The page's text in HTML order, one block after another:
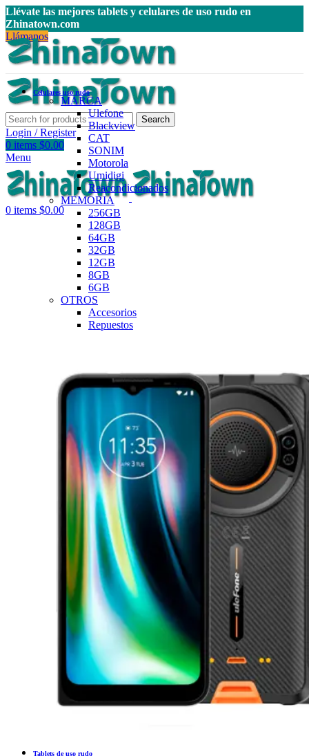
Llévate las mejores tablets y celulares de uso rudo en
Zhinatown.com
Llámanos
Search
Login / Register
0 items $0.00
Menu
0 items $0.00
Celulares uso rudo
MARCA
Ulefone
Blackview
CAT
SONIM
Motorola
Umidigi
Reacondicionados
MEMORIA
256GB
128GB
64GB
32GB
12GB
8GB
6GB
OTROS
Accesorios
Repuestos
Tablets de uso rudo